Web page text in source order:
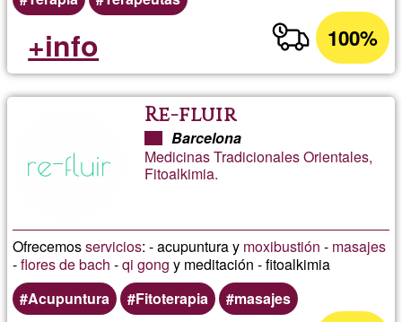
100%
+info
Re-fluir
Barcelona
Medicinas Tradicionales Orientales,
Fitoalkimia.
Ofrecemosservicios: - acupuntura y moxibustión - masajes
-flores de bach -qi gong y meditación - fitoalkimia
Acupuntura
Fitoterapia masajes